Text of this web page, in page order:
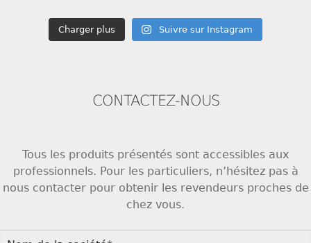
Charger plus Suivre sur Instagram
CONTACTEZ-NOUS
Tous les produits présentés sont accessibles aux
professionnels. Pour les particuliers, n’hésitez pas à
nous contacter pour obtenir les revendeurs proches de
chez vous.